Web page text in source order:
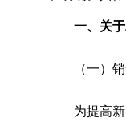
一、关
（一）
为提高